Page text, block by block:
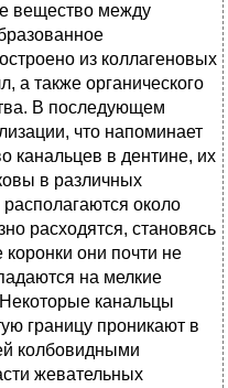
вещество между
из коллагеновых
а также органического
В последующем
что напоминает
канальцев в дентине, их
в различных
около
расходятся, становясь
они почти не
на мелкие
канальцы
границу проникают в
колбовидными
жевательных